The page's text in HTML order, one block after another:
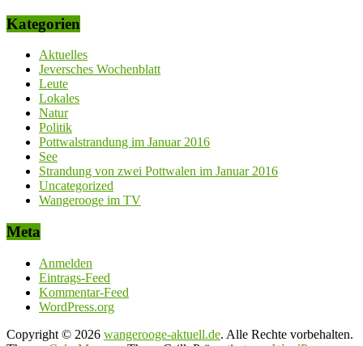
Kategorien
Aktuelles
Jeversches Wochenblatt
Leute
Lokales
Natur
Politik
Pottwalstrandung im Januar 2016
See
Strandung von zwei Pottwalen im Januar 2016
Uncategorized
Wangerooge im TV
Meta
Anmelden
Eintrags-Feed
Kommentar-Feed
WordPress.org
Copyright © 2026 wangerooge-aktuell.de. Alle Rechte vorbehalten.